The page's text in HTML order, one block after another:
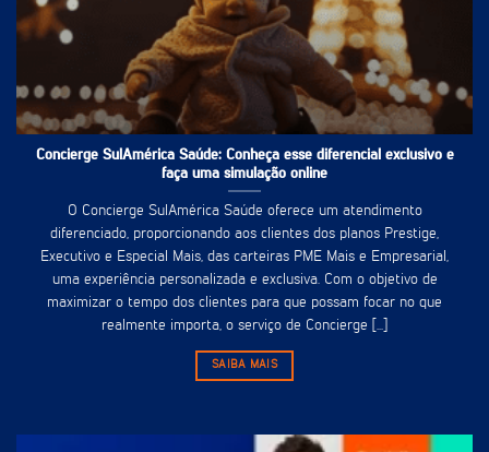
Concierge SulAmérica Saúde: Conheça esse diferencial exclusivo e
faça uma simulação online
O Concierge SulAmérica Saúde oferece um atendimento
diferenciado, proporcionando aos clientes dos planos Prestige,
Executivo e Especial Mais, das carteiras PME Mais e Empresarial,
uma experiência personalizada e exclusiva. Com o objetivo de
maximizar o tempo dos clientes para que possam focar no que
realmente importa, o serviço de Concierge [...]
SAIBA MAIS